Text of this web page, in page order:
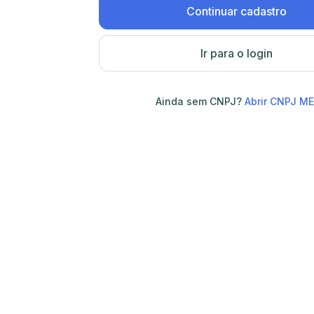
Continuar cadastro
Ir para o login
Ainda sem CNPJ? Abrir CNPJ